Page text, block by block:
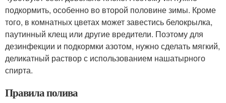
подкормить, особенно во второй половине зимы. Кроме
того, в комнатных цветах может завестись белокрылка,
паутинный клещ или другие вредители. Поэтому для
дезинфекции и подкормки азотом, нужно сделать мягкий,
деликатный раствор с использованием нашатырного
спирта.
Правила полива